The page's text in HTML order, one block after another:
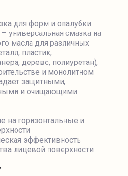
для форм и опалубки
универсальная смазка на
масла для различных
пластик,
дерево, полиуретан),
и монолитном
защитными,
и очищающими
на горизонтальные и
эффективность
лицевой поверхности